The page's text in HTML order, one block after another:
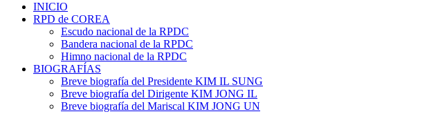
INICIO
RPD de COREA
Escudo nacional de la RPDC
Bandera nacional de la RPDC
Himno nacional de la RPDC
BIOGRAFÍAS
Breve biografía del Presidente KIM IL SUNG
Breve biografía del Dirigente KIM JONG IL
Breve biografía del Mariscal KIM JONG UN